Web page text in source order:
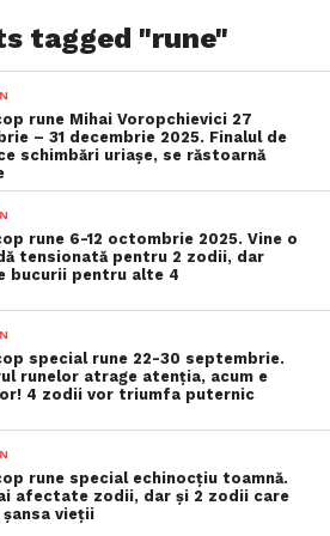
tagged "rune"
rune Mihai Voropchievici 27
– 31 decembrie 2025. Finalul de
schimbări uriașe, se răstoarnă
rune 6-12 octombrie 2025. Vine o
tensionată pentru 2 zodii, dar
bucurii pentru alte 4
special rune 22-30 septembrie.
runelor atrage atenția, acum e
4 zodii vor triumfa puternic
rune special echinocțiu toamnă.
afectate zodii, dar și 2 zodii care
vieții